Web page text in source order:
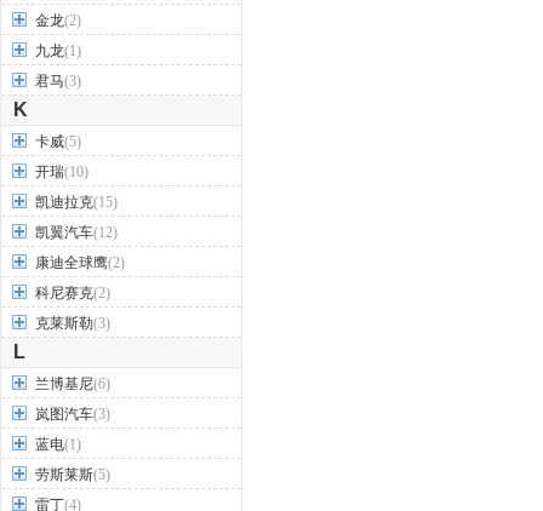
金龙(2)
九龙(1)
君马(3)
K
卡威(5)
开瑞(10)
凯迪拉克(15)
凯翼汽车(12)
康迪全球鹰(2)
科尼赛克(2)
克莱斯勒(3)
L
兰博基尼(6)
岚图汽车(3)
蓝电(1)
劳斯莱斯(5)
雷丁(4)